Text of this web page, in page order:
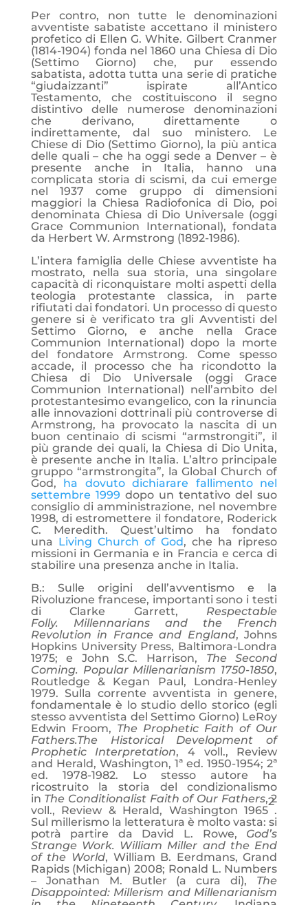
Per contro, non tutte le denominazioni
avventiste sabatiste accettano il ministero
profetico di Ellen G. White. Gilbert Cranmer
(1814-1904) fonda nel 1860 una Chiesa di Dio
(Settimo Giorno) che, pur essendo
sabatista, adotta tutta una serie di pratiche
“giudaizzanti” ispirate all’Antico
Testamento, che costituiscono il segno
distintivo delle numerose denominazioni
che derivano, direttamente o
indirettamente, dal suo ministero. Le
Chiese di Dio (Settimo Giorno), la più antica
delle quali – che ha oggi sede a Denver – è
presente anche in Italia, hanno una
complicata storia di scismi, da cui emerge
nel 1937 come gruppo di dimensioni
maggiori la Chiesa Radiofonica di Dio, poi
denominata Chiesa di Dio Universale (oggi
Grace Communion International), fondata
da Herbert W. Armstrong (1892-1986).
L’intera famiglia delle Chiese avventiste ha
mostrato, nella sua storia, una singolare
capacità di riconquistare molti aspetti della
teologia protestante classica, in parte
rifiutati dai fondatori. Un processo di questo
genere si è verificato tra gli Avventisti del
Settimo Giorno, e anche nella Grace
Communion International) dopo la morte
del fondatore Armstrong. Come spesso
accade, il processo che ha ricondotto la
Chiesa di Dio Universale (oggi Grace
Communion International) nell’ambito del
protestantesimo evangelico, con la rinuncia
alle innovazioni dottrinali più controverse di
Armstrong, ha provocato la nascita di un
buon centinaio di scismi “armstrongiti”, il
più grande dei quali, la Chiesa di Dio Unita,
è presente anche in Italia. L’altro principale
gruppo “armstrongita”, la Global Church of
God, ha dovuto dichiarare fallimento nel
settembre 1999 dopo un tentativo del suo
consiglio di amministrazione, nel novembre
1998, di estromettere il fondatore, Roderick
C. Meredith. Quest’ultimo ha fondato
una Living Church of God, che ha ripreso
missioni in Germania e in Francia e cerca di
stabilire una presenza anche in Italia.
B.: Sulle origini dell’avventismo e la
Rivoluzione francese, importanti sono i testi
di Clarke Garrett, Respectable
Folly. Millennarians and the French
Revolution in France and England, Johns
Hopkins University Press, Baltimora-Londra
1975; e John S.C. Harrison, The Second
Coming. Popular Millenarianism 1750-1850,
Routledge & Kegan Paul, Londra-Henley
1979. Sulla corrente avventista in genere,
fondamentale è lo studio dello storico (egli
stesso avventista del Settimo Giorno) LeRoy
Edwin Froom, The Prophetic Faith of Our
Fathers.The Historical Development of
Prophetic Interpretation, 4 voll., Review
and Herald, Washington, 1ª ed. 1950-1954; 2ª
ed. 1978-1982. Lo stesso autore ha
ricostruito la storia del condizionalismo
in The Conditionalist Faith of Our Fathers, 2
voll., Review & Herald, Washington 1965
2
.
Sul millerismo la letteratura è molto vasta: si
potrà partire da David L. Rowe, God’s
Strange Work. William Miller and the End
of the World, William B. Eerdmans, Grand
Rapids (Michigan) 2008; Ronald L. Numbers
– Jonathan M. Butler (a cura di), The
Disappointed: Millerism and Millenarianism